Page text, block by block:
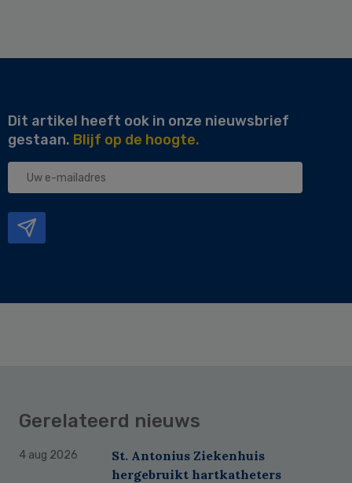
Dit artikel heeft ook in onze nieuwsbrief
gestaan. Blijf op de hoogte.
Uw
Gerelateerd nieuws
4 aug 2026
St. Antonius Ziekenhuis
hergebruikt hartkatheters